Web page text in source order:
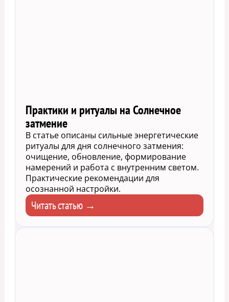
Практики и ритуалы на Солнечное
затмение
В статье описаны сильные энергетические
ритуалы для дня солнечного затмения:
очищение, обновление, формирование
намерений и работа с внутренним светом.
Практические рекомендации для
осознанной настройки.
Читать статью →